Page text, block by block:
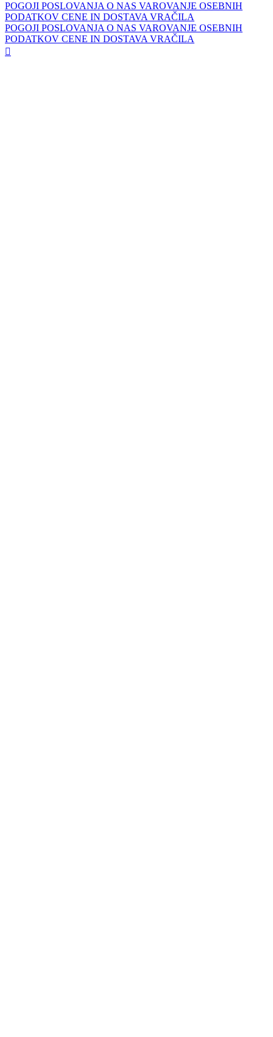
POGOJI POSLOVANJA O NAS VAROVANJE OSEBNIH
PODATKOV CENE IN DOSTAVA VRAČILA
POGOJI POSLOVANJA O NAS VAROVANJE OSEBNIH
PODATKOV CENE IN DOSTAVA VRAČILA
